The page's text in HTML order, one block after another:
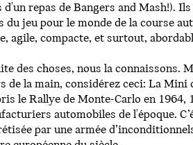
d'un repas de Bangers and Mash!).
du jeu pour le monde de la course
agile, compacte, et surtout,
des choses, nous la connaissons.
de la main, considérez ceci: La
le Rallye de Monte-Carlo en 1964,
automobiles de l'époque.
par une armée